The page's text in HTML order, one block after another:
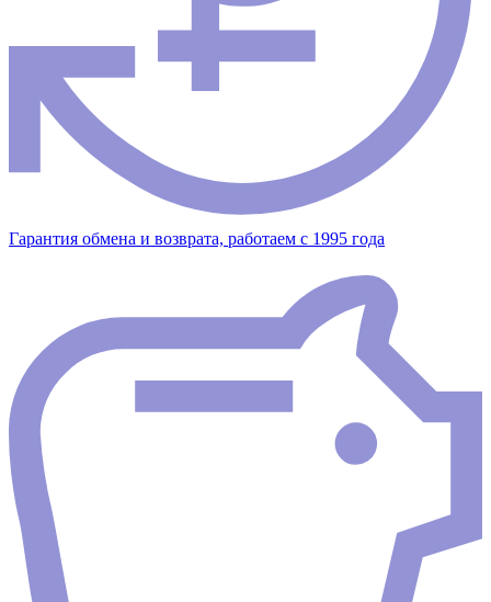
Гарантия обмена и возврата, работаем с 1995 года